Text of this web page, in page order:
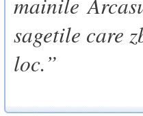
sagetile care
loc.”